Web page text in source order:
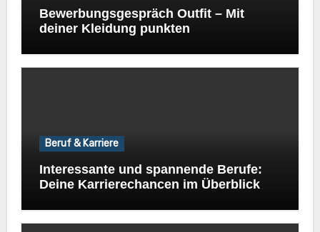
Bewerbungsgespräch Outfit – Mit
deiner Kleidung punkten
Beruf & Karriere
Interessante und spannende Berufe:
Deine Karrierechancen im Überblick